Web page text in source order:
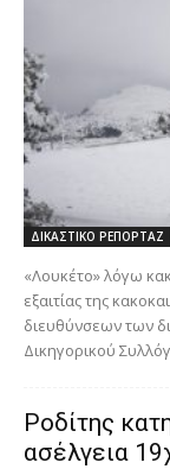
ΔΙΚΑΣΤΙΚΟ ΡΕΠΟΡΤΑΖ
«Λουκέτο» λόγω
εξαιτίας της
διευθύνσεων των
Δικηγορικού
Ροδίτης
ασέλγεια